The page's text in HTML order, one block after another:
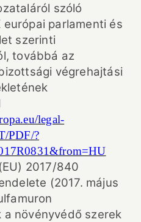
szóló
európai parlamenti és
szerinti
továbbá az
végrehajtási
legal-
PDF/?
2017/840
(2017. május
a növényvédő szerek